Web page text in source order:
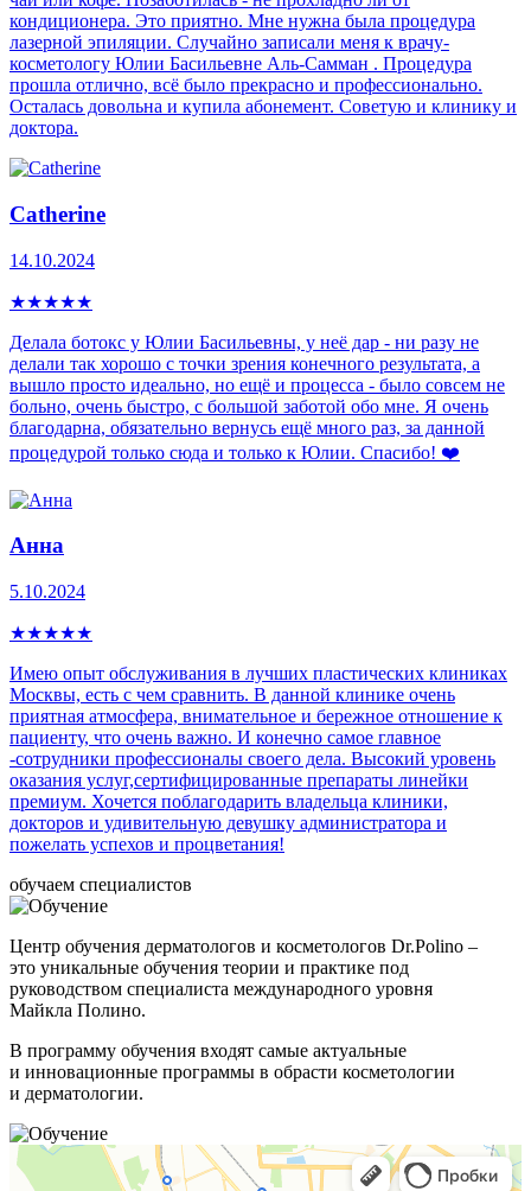
кондиционера. Это приятно. Мне нужна была процедура
лазерной эпиляции. Случайно записали меня к врачу-
косметологу Юлии Басильевне Аль-Самман . Процедура
прошла отлично, всё было прекрасно и профессионально.
Осталась довольна и купила абонемент. Советую и клинику и
доктора.
Catherine
14.10.2024
★★★★★
Делала ботокс у Юлии Басильевны, у неё дар - ни разу не
делали так хорошо с точки зрения конечного результата, а
вышло просто идеально, но ещё и процесса - было совсем не
больно, очень быстро, с большой заботой обо мне. Я очень
благодарна, обязательно вернусь ещё много раз, за данной
процедурой только сюда и только к Юлии. Спасибо! ❤️
Анна
5.10.2024
★★★★★
Имею опыт обслуживания в лучших пластических клиниках
Москвы, есть с чем сравнить. В данной клинике очень
приятная атмосфера, внимательное и бережное отношение к
пациенту, что очень важно. И конечно самое главное
-сотрудники профессионалы своего дела. Высокий уровень
оказания услуг,сертифицированные препараты линейки
премиум. Хочется поблагодарить владельца клиники,
докторов и удивительную девушку администратора и
пожелать успехов и процветания!
обучаем специалистов
Центр обучения дерматологов и косметологов Dr.Polino –
это уникальные обучения теории и практике под
руководством специалиста международного уровня
Майкла Полино.
В программу обучения входят самые актуальные
и инновационные программы в обрасти косметологии
и дерматологии.